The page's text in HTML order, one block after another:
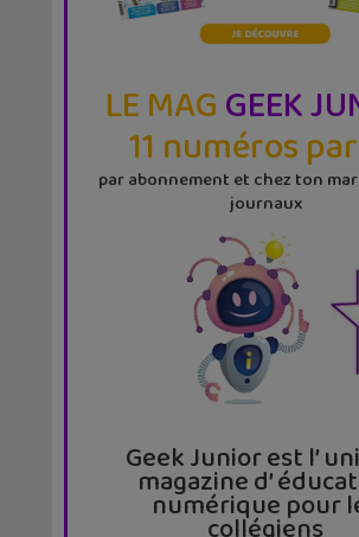
LE MAGGEEK
11 numéros
par abonnement et chez ton
journaux
Geek Junior est l’
magazine d’
numérique pour